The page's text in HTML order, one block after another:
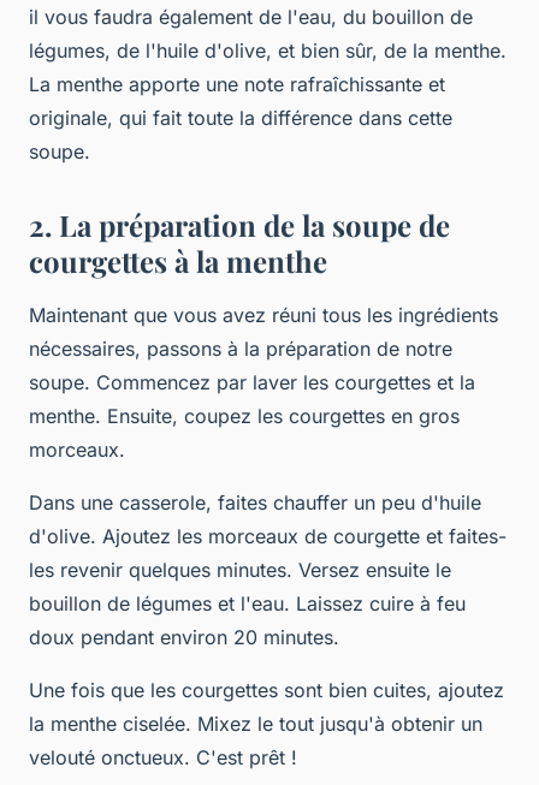
il vous faudra également de l'eau, du bouillon de
légumes, de l'huile d'olive, et bien sûr, de la menthe.
La menthe apporte une note rafraîchissante et
originale, qui fait toute la différence dans cette
soupe.
2. La préparation de la soupe de
courgettes à la menthe
Maintenant que vous avez réuni tous les ingrédients
nécessaires, passons à la préparation de notre
soupe. Commencez par laver les courgettes et la
menthe. Ensuite, coupez les courgettes en gros
morceaux.
Dans une casserole, faites chauffer un peu d'huile
d'olive. Ajoutez les morceaux de courgette et faites-
les revenir quelques minutes. Versez ensuite le
bouillon de légumes et l'eau. Laissez cuire à feu
doux pendant environ 20 minutes.
Une fois que les courgettes sont bien cuites, ajoutez
la menthe ciselée. Mixez le tout jusqu'à obtenir un
velouté onctueux. C'est prêt !